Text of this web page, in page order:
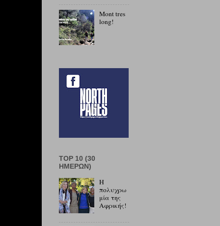
Mont tres
long!
TOP 10 (30
ΗΜΕΡΏΝ)
Η
πολυχρω
μία της
Αφρικής!